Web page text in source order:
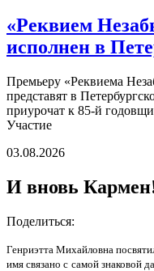
«Реквием
исполнен в
Премьеру «Реквиема
представят в
приурочат к 85-й
Участие
03.08.2026
И вновь
Поделиться:
Генриэтта Михайловна
имя связано с самой знаковой